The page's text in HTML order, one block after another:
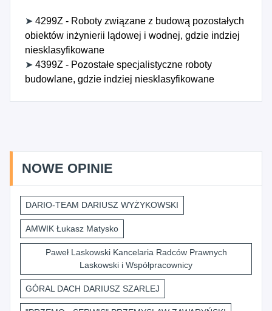
➤ 4299Z - Roboty związane z budową pozostałych
obiektów inżynierii lądowej i wodnej, gdzie indziej
niesklasyfikowane
➤ 4399Z - Pozostałe specjalistyczne roboty
budowlane, gdzie indziej niesklasyfikowane
NOWE OPINIE
DARIO-TEAM DARIUSZ WYŻYKOWSKI
AMWIK Łukasz Matysko
Paweł Laskowski Kancelaria Radców Prawnych
Laskowski i Współpracownicy
GÓRAL DACH DARIUSZ SZARLEJ